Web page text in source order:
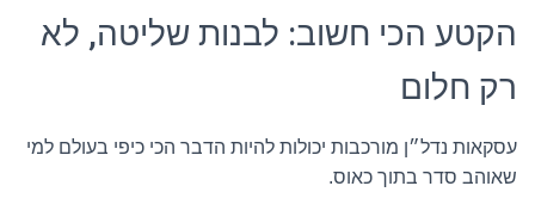
הקטע הכי חשוב: לבנות שליטה, לא
רק חלום
עסקאות נדל״ן מורכבות יכולות להיות הדבר הכי כיפי בעולם למי
שאוהב סדר בתוך כאוס.